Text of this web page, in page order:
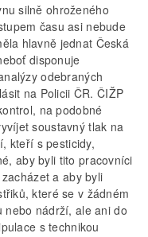
silně ohroženého
času asi nebude
hlavně jednat Česká
disponuje
odebraných
na Policii ČR. ČIŽP
na podobné
soustavný tlak na
kteří s pesticidy,
aby byli tito pracovníci
a aby byli
které se v žádném
nádrží, ale ani do
s technikou